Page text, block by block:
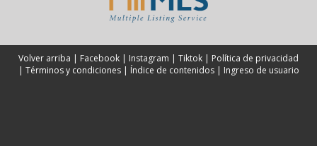
Volver arriba | Facebook | Instagram | Tiktok | Política de privacidad
| Términos y condiciones| Índice de contenidos| Ingreso de usuario